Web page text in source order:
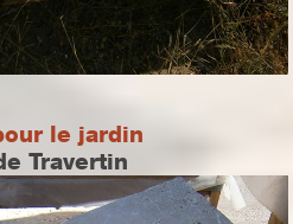
le jardin
Travertin